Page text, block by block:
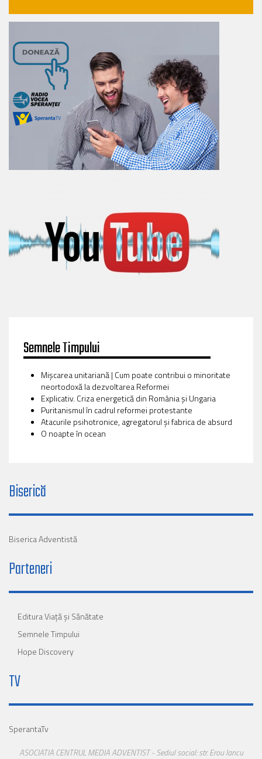
Semnele Timpului
Mișcarea unitariană | Cum poate contribui o minoritate
neortodoxă la dezvoltarea Reformei
Explicativ. Criza energetică din România și Ungaria
Puritanismul în cadrul reformei protestante
Atacurile psihotronice, agregatorul și fabrica de absurd
O noapte în ocean
Biserică
Biserica Adventistă
Parteneri
Editura Viaţă şi Sănătate
Semnele Timpului
Hope Discovery
TV
SperantaTv
ASOCIATIA CENTRUL MEDIA ADVENTIST - Sediul social: str. Erou Iancu